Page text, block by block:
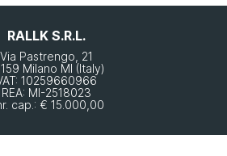
RALLK S.R.L.
Via Pastrengo, 21
Milano MI (Italy)
10259660966
REA: MI-2518023
cap.: € 15.000,00